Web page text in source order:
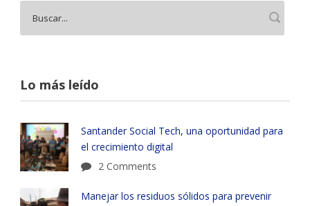
Lo más leído
Santander Social Tech, una oportunidad para
el crecimiento digital
2 Comments
Manejar los residuos sólidos para prevenir